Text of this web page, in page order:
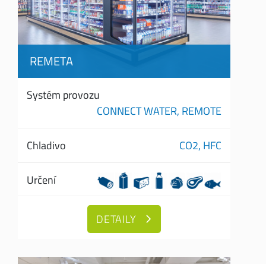
REMETA
Systém provozu
CONNECT WATER, REMOTE
Chladivo CO2, HFC
Určení
DETAILY